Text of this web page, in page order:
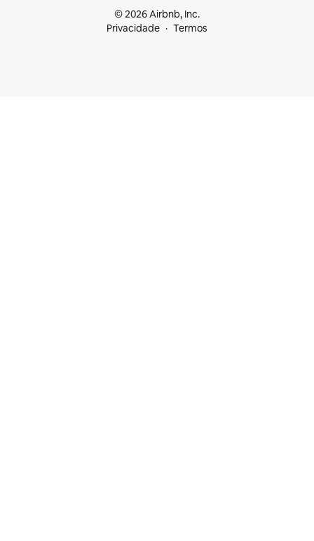
© 2026 Airbnb, Inc.
Privacidade
Termos